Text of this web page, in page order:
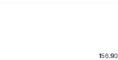
156.90
156.90